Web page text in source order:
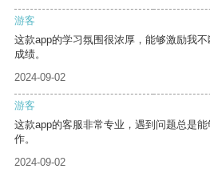
游客
这款app的学习氛围很浓厚，能够激励我
成绩。
2024-09-02
游客
这款app的客服非常专业，遇到问题总是
作。
2024-09-02